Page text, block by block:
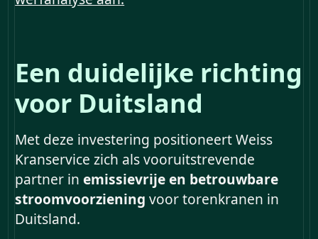
Een duidelijke richting
voor Duitsland
Met deze investering positioneert Weiss
Kranservice zich als vooruitstrevende
partner in emissievrije en betrouwbare
stroomvoorziening voor torenkranen in
Duitsland.